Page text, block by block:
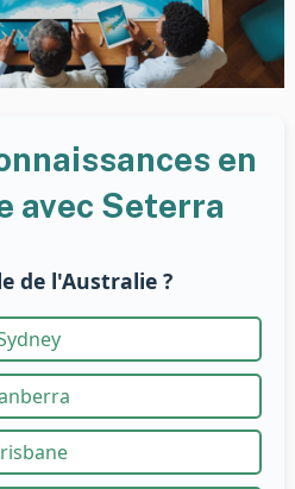
en
avec Seterra
de l'Australie ?